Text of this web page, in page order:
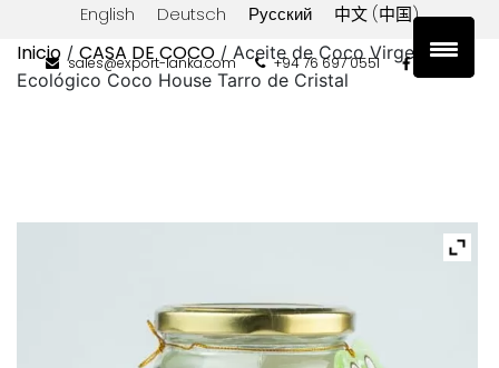
English Deutsch Русский 中文 (中国)
sales@export-lanka.com +94 76 697 0551
Inicio / CASA DE COCO / Aceite de Coco Virgen Extra
Ecológico Coco House Tarro de Cristal